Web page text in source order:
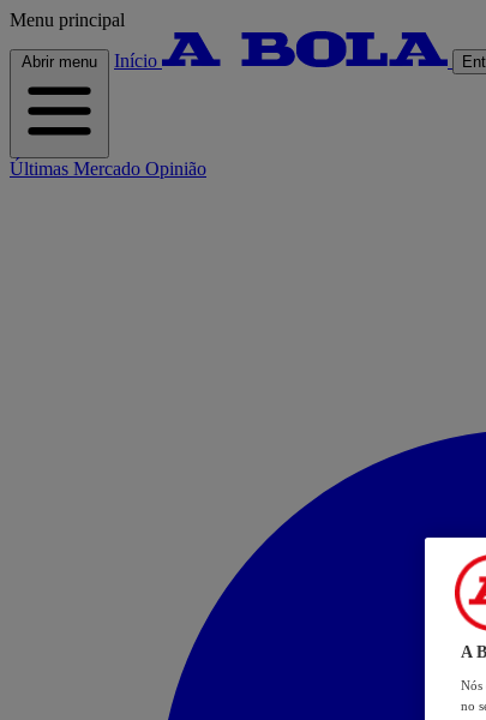
Menu principal
Abrir menu Início
Últimas Mercado Opinião
A
Nós
no